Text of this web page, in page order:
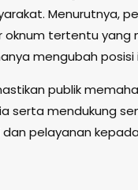
Menurutnya,
tertentu yang
mengubah posisi
publik
serta mendukung
pelayanan